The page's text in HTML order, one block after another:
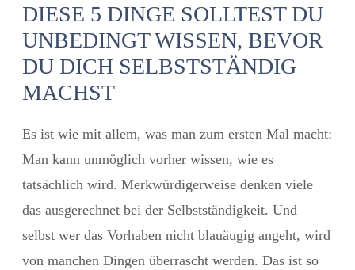
DIESE 5 DINGE SOLLTEST DU
UNBEDINGT WISSEN, BEVOR
DU DICH SELBSTSTÄNDIG
MACHST
Es ist wie mit allem, was man zum ersten Mal macht:
Man kann unmöglich vorher wissen, wie es
tatsächlich wird. Merkwürdigerweise denken viele
das ausgerechnet bei der Selbstständigkeit. Und
selbst wer das Vorhaben nicht blauäugig angeht, wird
von manchen Dingen überrascht werden. Das ist so